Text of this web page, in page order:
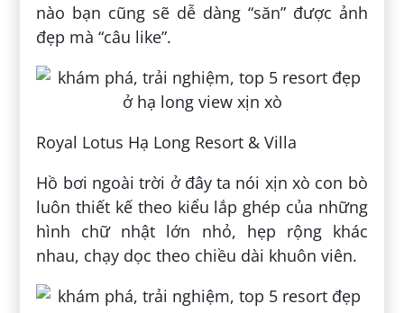
nào bạn cũng sẽ dễ dàng “săn” được ảnh
đẹp mà “câu like”.
Royal Lotus Hạ Long Resort & Villa
Hồ bơi ngoài trời ở đây ta nói xịn xò con bò
luôn thiết kế theo kiểu lắp ghép của những
hình chữ nhật lớn nhỏ, hẹp rộng khác
nhau, chạy dọc theo chiều dài khuôn viên.